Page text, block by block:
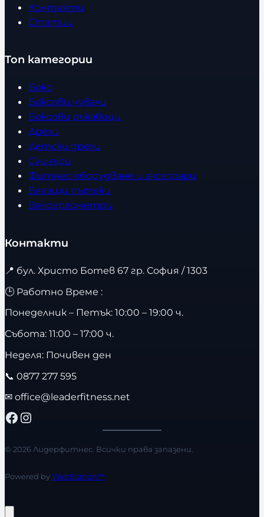
Контакти
Статии
Топ категории
Бокс
Боксови чували
Боксови ръкавици
Дрехи
Детски дрехи
Суичъри
Фитнес оборудване и аксесоари
Бягащи пътеки
Велоергометри
Контакти
📍 бул. Христо Ботев 67 гр. София / 1303
🕒 Работно Време :
Понеделник – Петък: 10:00 – 19:00 ч.
Събота: 11:00 – 17:00 ч.
Неделя: Почивен ден
📞 0877 277 595
✉ office@leaderfitness.net
Facebook Instagram
© 2026 Лидерфитнес. Всички права запазени.
Powered byWebStation™